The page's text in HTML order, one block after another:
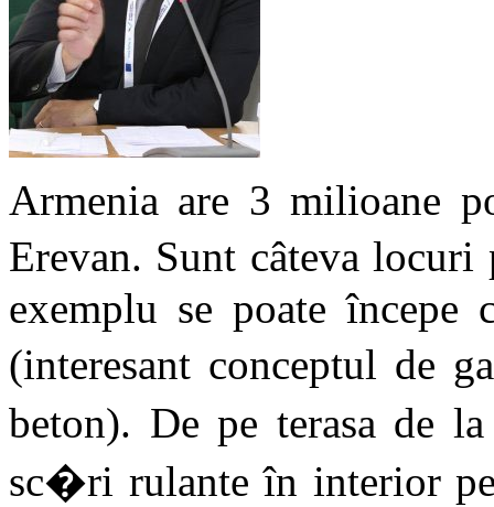
Armenia are 3 milioane
Erevan. Sunt câteva
exemplu se poate
(interesant conceptul de
beton). De pe terasa de
sc�ri rulante în interior